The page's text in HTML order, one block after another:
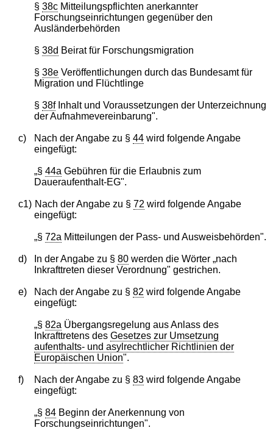
§ 38cMitteilungspflichten anerkannter
Forschungseinrichtungen gegenüber den
Ausländerbehörden
§ 38d Beirat für Forschungsmigration
§ 38eVeröffentlichungen durch das Bundesamt für
Migration und Flüchtlinge
§ 38fInhalt und Voraussetzungen der Unterzeichnung
der Aufnahmevereinbarung".
c) Nach der Angabe zu § 44wird folgende Angabe
eingefügt:
„§ 44a Gebühren für die Erlaubnis zum
Daueraufenthalt-EG".
c1) Nach der Angabe zu §72 wird folgende Angabe
eingefügt:
„§ 72a Mitteilungen der Pass- und Ausweisbehörden".
d) In der Angabe zu § 80werden die Wörter „nach
Inkrafttreten dieser Verordnung" gestrichen.
e) Nach der Angabe zu § 82 wird folgende Angabe
eingefügt:
„§ 82a Übergangsregelung aus Anlass des
Inkrafttretens des Gesetzes zur Umsetzung
aufenthalts- und asylrechtlicher Richtlinien der
Europäischen Union".
f) Nach der Angabe zu § 83wird folgende Angabe
eingefügt:
„§ 84Beginn der Anerkennung von
Forschungseinrichtungen".